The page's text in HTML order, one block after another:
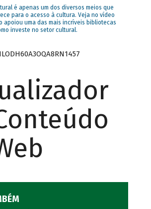
é apenas um dos diversos meios que
para o acesso à cultura. Veja no vídeo
apoiou uma das mais incríveis bibliotecas
investe no setor cultural.